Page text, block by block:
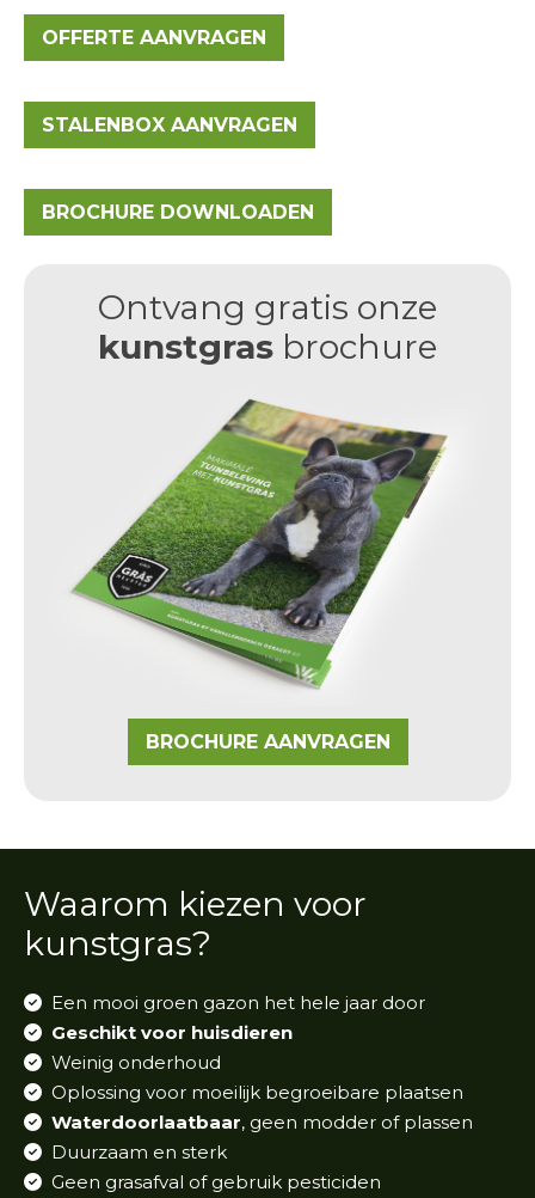
OFFERTE AANVRAGEN
STALENBOX AANVRAGEN
BROCHURE DOWNLOADEN
Ontvang gratis onze
kunstgras brochure
BROCHURE AANVRAGEN
Waarom kiezen voor
kunstgras?
Een mooi groen gazon het hele jaar door
Geschikt voor huisdieren
Weinig onderhoud
Oplossing voor moeilijk begroeibare plaatsen
Waterdoorlaatbaar, geen modder of plassen
Duurzaam en sterk
Geen grasafval of gebruik pesticiden